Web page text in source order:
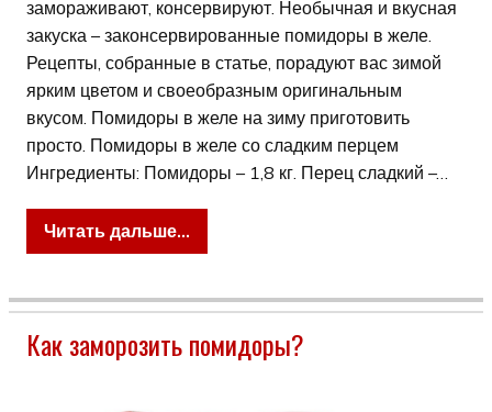
замораживают, консервируют. Необычная и вкусная
закуска – законсервированные помидоры в желе.
Рецепты, собранные в статье, порадуют вас зимой
ярким цветом и своеобразным оригинальным
вкусом. Помидоры в желе на зиму приготовить
просто. Помидоры в желе со сладким перцем
Ингредиенты: Помидоры – 1,8 кг. Перец сладкий –…
Читать дальше...
Как заморозить помидоры?